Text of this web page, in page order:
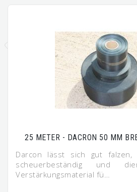
25 METER - DACRON 50 MM
Darcon lässt sich gut
scheuerbeständig und
Verstärkungsmaterial fü…